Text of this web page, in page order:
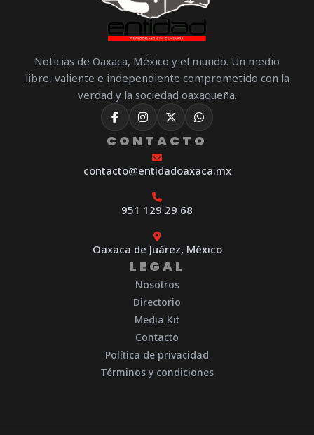
Noticias de Oaxaca, México y el mundo. Un medio
libre, valiente e independiente comprometido con la
verdad y la sociedad oaxaqueña.
CONTACTO
contacto@entidadoaxaca.mx
951 129 29 68
Oaxaca de Juárez, México
LEGAL
Nosotros
Directorio
Media Kit
Contacto
Política de privacidad
Términos y condiciones